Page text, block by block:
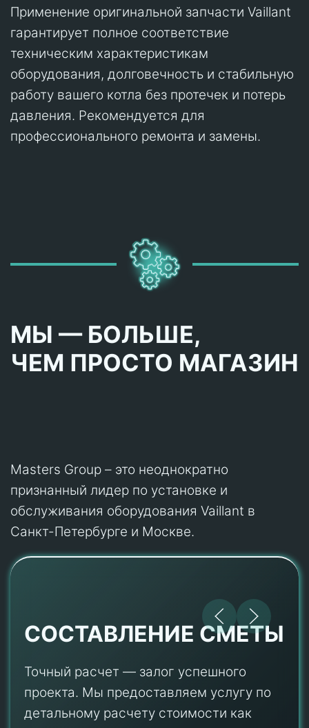
Применение оригинальной запчасти Vaillant
гарантирует полное соответствие
техническим характеристикам
оборудования, долговечность и стабильную
работу вашего котла без протечек и потерь
давления. Рекомендуется для
профессионального ремонта и замены.
МЫ — БОЛЬШЕ,
ЧЕМ ПРОСТО МАГАЗИН
Masters Group – это неоднократно
признанный лидер по установке и
обслуживания оборудования Vaillant в
Санкт-Петербурге и Москве.
СОСТАВЛЕНИЕ СМЕТЫ
Точный расчет — залог успешного
проекта. Мы предоставляем услугу по
детальному расчету стоимости как